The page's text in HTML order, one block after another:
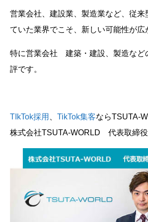
営業会社、建設業、製造業など、従来
ていた業界でこそ、新しい可能性が広
特に営業会社 建築・建設、製造など
評です。
TIkTok採用 TikTok集客ならTSUTA-
株式会社TSUTA-WORLD 代表取締